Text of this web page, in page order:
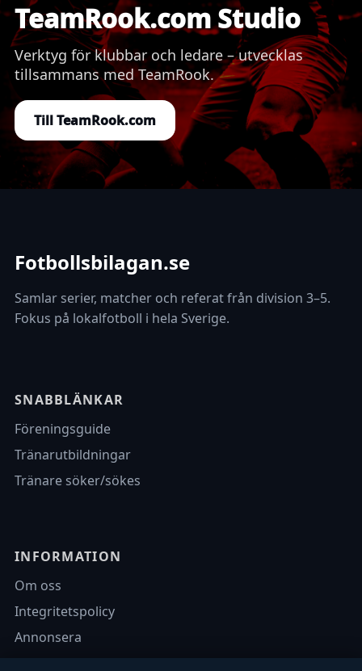
TeamRook.com Studio
Verktyg för klubbar och ledare – utvecklas
tillsammans med TeamRook.
Till TeamRook.com
Fotbollsbilagan.se
Samlar serier, matcher och referat från division 3–5.
Fokus på lokalfotboll i hela Sverige.
SNABBLÄNKAR
Föreningsguide
Tränarutbildningar
Tränare söker/sökes
INFORMATION
Om oss
Integritetspolicy
Annonsera